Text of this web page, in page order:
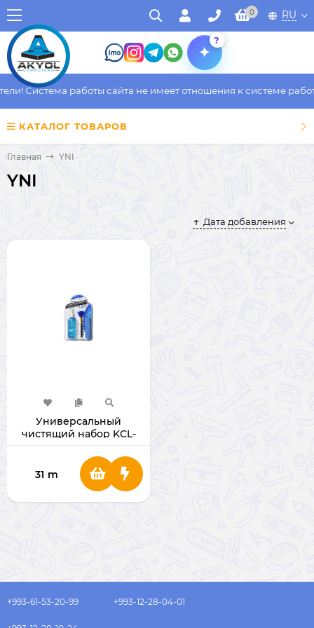
0 RU
?
Система работы сайта не имеет отношения к системе
КАТАЛОГ ТОВАРОВ
Главная YNI
YNI
Дата добавления
Универсальный
чистящий набор KCL-
31 m
+993-61-53-20-99 +993-12-28-04-01